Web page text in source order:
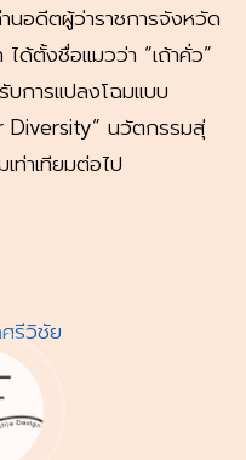
นอดีตผู้ว่าราชการจังหวัด
ด้ตั้งชื่อแมวว่า “เถ้าคั่ว”
การแปลงโฉมแบบ
Diversity” นวัตกรรมสุ่
ท่าเทียมต่อไป
รีวิชัย